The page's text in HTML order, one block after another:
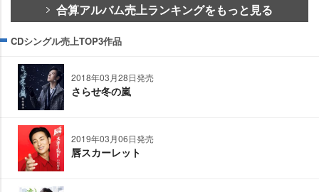
合算アルバム売上ランキングをもっと見る
CDシングル売上TOP3作品
2018年03月28日発売
さらせ冬の嵐
2019年03月06日発売
唇スカーレット